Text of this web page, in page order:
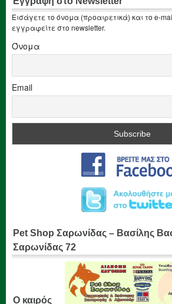
Εισάγετε το όνομα (προαιρετικά) και το e-
εγγραφείτε στο newsletter.
Όνομα
Email
Pet Shop Σαρωνίδας – Βασίλης
Σαρωνίδας 72
Ο καιρός